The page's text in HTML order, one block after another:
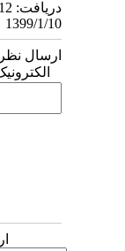
1399/1/10
ارسال نظر